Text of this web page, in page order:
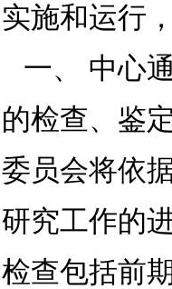
实施和运行
一、 中心
的检查、鉴
委员会将依
研究工作的
检查包括前